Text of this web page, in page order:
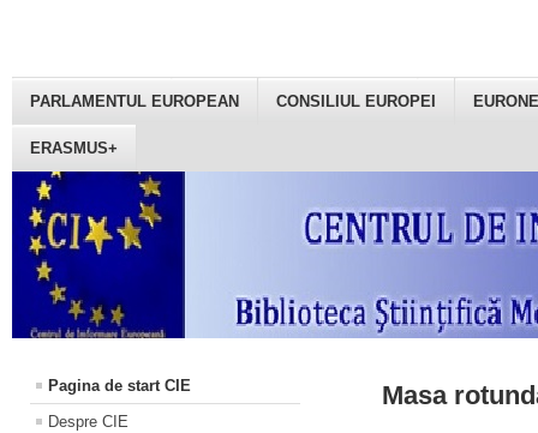
PARLAMENTUL EUROPEAN CONSILIUL EUROPEI
ERASMUS+
Pagina de start CIE
Despre CIE
Masa